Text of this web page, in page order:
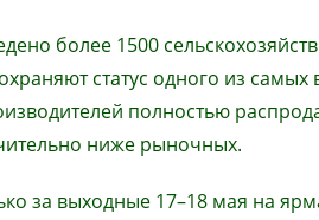
более 1500
статус одного из
полностью
ниже рыночных.
за выходные 17–18 мая на